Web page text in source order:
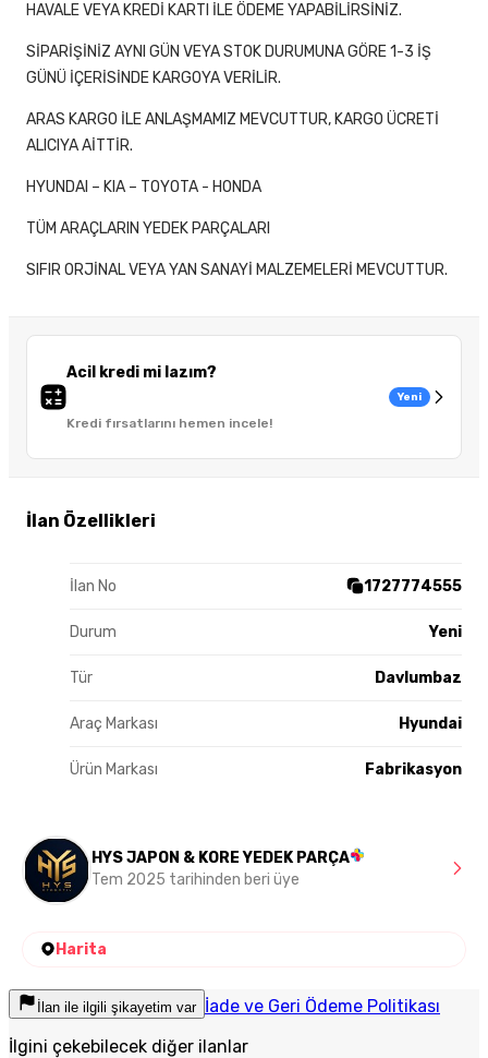
Acil kredi mi lazım?
Kredi fırsatlarını hemen incele!
Yeni
İlan Özellikleri
İlan No 1727774555
Durum Yeni
Tür Davlumbaz
Araç Markası Hyundai
Ürün Markası Fabrikasyon
HAVALE VEYA KREDİ KARTI İLE ÖDEME YAPABİLİRSİNİZ.
SİPARİŞİNİZ AYNI GÜN VEYA STOK DURUMUNA GÖRE 1-3 İŞ
GÜNÜ İÇERİSİNDE KARGOYA VERİLİR.
ARAS KARGO İLE ANLAŞMAMIZ MEVCUTTUR, KARGO ÜCRETİ
ALICIYA AİTTİR.
HYUNDAI – KIA – TOYOTA - HONDA
TÜM ARAÇLARIN YEDEK PARÇALARI
SIFIR ORJİNAL VEYA YAN SANAYİ MALZEMELERİ MEVCUTTUR.
HYS JAPON & KORE YEDEK PARÇA
Tem 2025 tarihinden beri üye
Harita
İlan ile ilgili şikayetim var İade ve Geri Ödeme Politikası
İlgini çekebilecek diğer ilanlar